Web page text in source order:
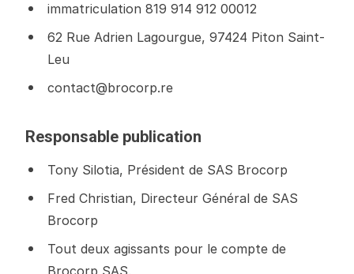
immatriculation 819 914 912 00012
62 Rue Adrien Lagourgue, 97424 Piton Saint-
Leu
contact@brocorp.re
Responsable publication
Tony Silotia, Président de SAS Brocorp
Fred Christian, Directeur Général de SAS
Brocorp
Tout deux agissants pour le compte de
Brocorp SAS,